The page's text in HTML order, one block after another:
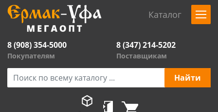
Каталог
8 (908) 354-5000
Покупателям
8 (347) 214-5202
Поставщикам